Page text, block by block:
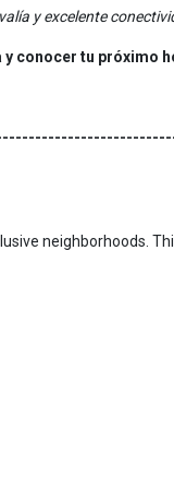
y excelente
y conocer tu próximo
neighborhoods.